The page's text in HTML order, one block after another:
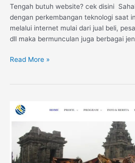
Tengah butuh website? cek disini
dengan perkembangan teknologi saat
melalui internet mulai dari jual beli,
dll maka bermunculan juga berbagai
Read More »
Website
LKP
School